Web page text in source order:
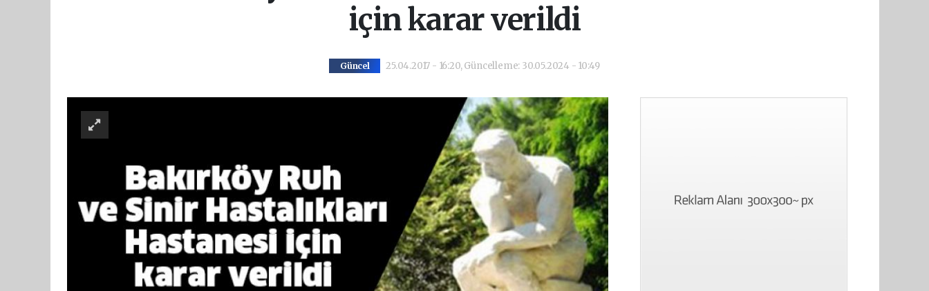
için karar verildi
Güncel 25.04.2017 - 16:20, Güncelleme: 30.05.2024 - 10:49